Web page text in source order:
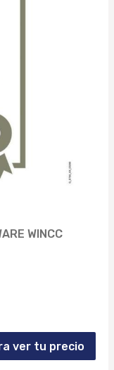
WINCC
ver tu precio